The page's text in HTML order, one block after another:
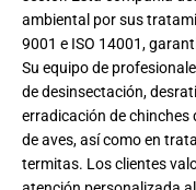
ambiental por sus
9001 e ISO 14001,
Su equipo de
de desinsectación,
erradicación de chinches
de aves, así como en
termitas. Los clientes